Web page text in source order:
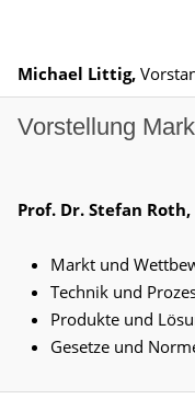
Michael Littig,
Vorstellung
Prof. Dr. Stefan Roth,
Markt und
Technik und
Produkte und
Gesetze und